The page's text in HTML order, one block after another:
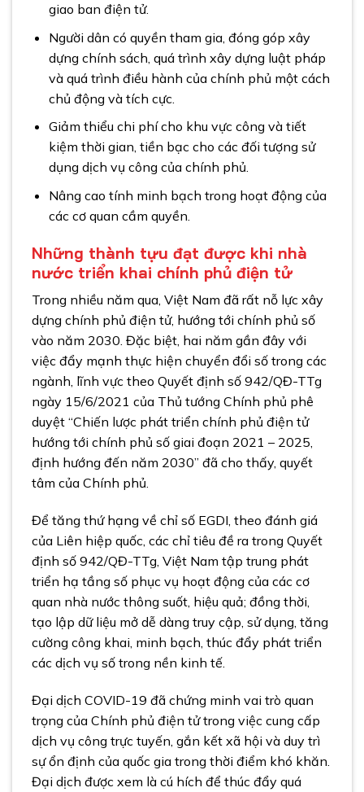
giao ban điện tử.
Người dân có quyền tham gia, đóng góp xây
dựng chính sách, quá trình xây dựng luật pháp
và quá trình điều hành của chính phủ một cách
chủ động và tích cực.
Giảm thiểu chi phí cho khu vực công và tiết
kiệm thời gian, tiền bạc cho các đối tượng sử
dụng dịch vụ công của chính phủ.
Nâng cao tính minh bạch trong hoạt động của
các cơ quan cầm quyền.
Những thành tựu đạt được khi nhà
nước triển khai chính phủ điện tử
Trong nhiều năm qua, Việt Nam đã rất nỗ lực xây
dựng chính phủ điện tử, hướng tới chính phủ số
vào năm 2030. Đặc biệt, hai năm gần đây với
việc đẩy mạnh thực hiện chuyển đổi số trong các
ngành, lĩnh vực theo Quyết định số 942/QĐ-TTg
ngày 15/6/2021 của Thủ tướng Chính phủ phê
duyệt “Chiến lược phát triển chính phủ điện tử
hướng tới chính phủ số giai đoạn 2021 – 2025,
định hướng đến năm 2030” đã cho thấy, quyết
tâm của Chính phủ.
Để tăng thứ hạng về chỉ số EGDI, theo đánh giá
của Liên hiệp quốc, các chỉ tiêu đề ra trong Quyết
định số 942/QĐ-TTg, Việt Nam tập trung phát
triển hạ tầng số phục vụ hoạt động của các cơ
quan nhà nước thông suốt, hiệu quả; đồng thời,
tạo lập dữ liệu mở dễ dàng truy cập, sử dụng, tăng
cường công khai, minh bạch, thúc đẩy phát triển
các dịch vụ số trong nền kinh tế.
Đại dịch COVID-19 đã chứng minh vai trò quan
trọng của Chính phủ điện tử trong việc cung cấp
dịch vụ công trực tuyến, gắn kết xã hội và duy trì
sự ổn định của quốc gia trong thời điểm khó khăn.
Đại dịch được xem là cú hích để thúc đẩy quá